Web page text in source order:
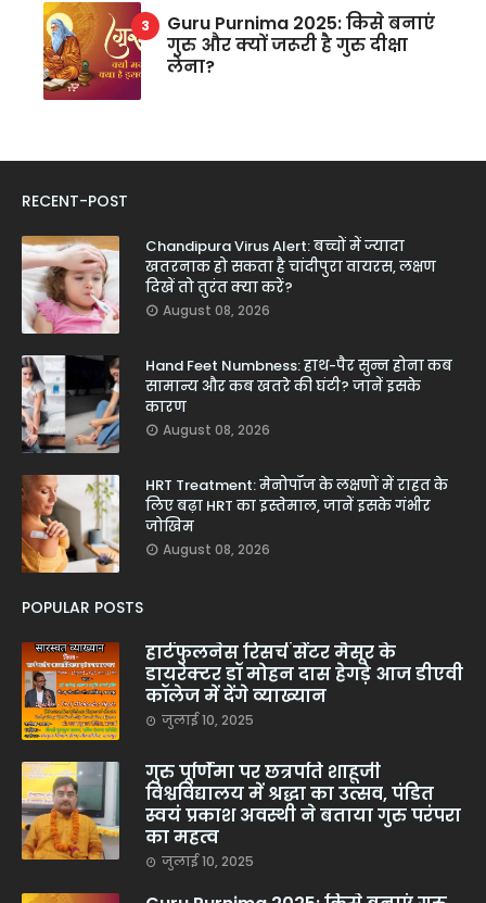
Guru Purnima 2025: किसे बनाएं
गुरु और क्यों जरूरी है गुरु दीक्षा
लेना?
RECENT-POST
Chandipura Virus Alert: बच्चों में ज्यादा
खतरनाक हो सकता है चांदीपुरा वायरस, लक्षण
दिखें तो तुरंत क्या करें?
August 08, 2026
Hand Feet Numbness: हाथ-पैर सुन्न होना कब
सामान्य और कब खतरे की घंटी? जानें इसके
कारण
August 08, 2026
HRT Treatment: मेनोपॉज के लक्षणों में राहत के
लिए बढ़ा HRT का इस्तेमाल, जानें इसके गंभीर
जोखिम
August 08, 2026
POPULAR POSTS
हार्टफुलनेस रिसर्च सेंटर मैसूर के
डायरेक्टर डॉ मोहन दास हेगड़े आज डीएवी
कॉलेज में देंगे व्याख्यान
जुलाई 10, 2025
गुरु पूर्णिमा पर छत्रपति शाहूजी
विश्वविद्यालय में श्रद्धा का उत्सव, पंडित
स्वयं प्रकाश अवस्थी ने बताया गुरु परंपरा
का महत्व
जुलाई 10, 2025